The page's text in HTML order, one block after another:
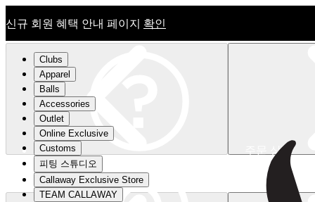
신규 회원 혜택 안내 페이지 확인
신규 회원 혜택 안내 페이지확인
주문 상태
Clubs
Apparel
Balls
Accessories
Outlet
Online Exclusive
Customs
피팅 스튜디오
Callaway Exclusive Store
TEAM CALLAWAY